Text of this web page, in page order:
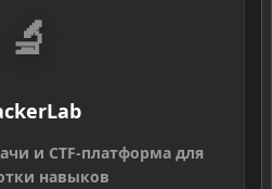
🔬
и CTF-платформа для
навыков